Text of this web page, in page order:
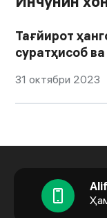
Тағйирот
суратҳисоб
31 октябри 2023
Alif